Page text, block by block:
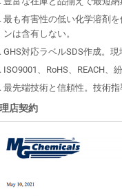
最も有害性の低い化学溶剤
ンは含有しない。
GHS対応ラベルSDS作成。
ISO9001、RoHS、REACH、
最先端技術と信頼性。技術
店契約